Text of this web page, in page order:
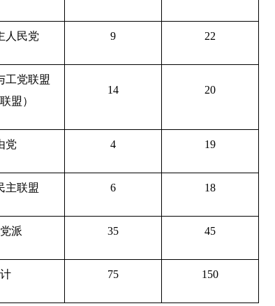
人民党 9 22
工党联盟
盟）
14 20
党 4 19
主联盟 6 18
派 35 45
75 150